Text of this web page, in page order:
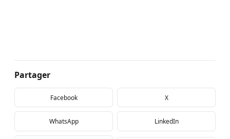
Partager
Facebook X
WhatsApp LinkedIn